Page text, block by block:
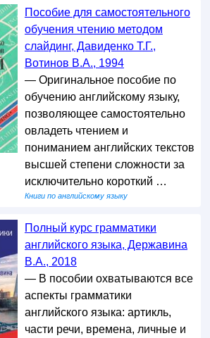
Пособие для самостоятельного
обучения чтению методом
слайдинг, Давиденко Т.Г.,
Вотинов В.А., 1994
— Оригинальное пособие по
обучению английскому языку,
позволяющее самостоятельно
овладеть чтением и
пониманием английских текстов
высшей степени сложности за
исключительно короткий …
Книги по английскому языку
Полный курс грамматики
английского языка, Державина
В.А., 2018
— В пособии охватываются все
аспекты грамматики
английского языка: артикль,
части речи, времена, личные и